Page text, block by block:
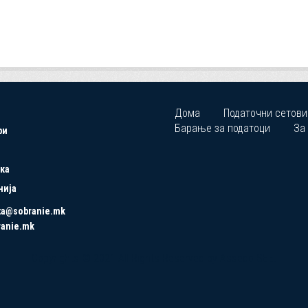
Дома
Податочни сетови
Барање за податоци
За